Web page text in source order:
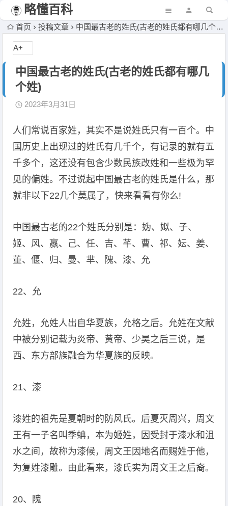
略懂百科
首页 投稿文章 中国最古老的姓氏(古老的姓氏都有哪几个姓)
中国最古老的姓氏(古老的姓氏都有哪几
个姓)
2023年3月31日
人们常说百家姓，其实不是说姓氏只有一百个。中
国历史上出现过的姓氏有几千个，有记录的就有五
千多个，这还没有包含少数民族改姓和一些极为罕
见的偏姓。不过说起中国最古老的姓氏是什么，那
就非以下22几个莫属了，快来看看有你么!
中国最古老的22个姓氏分别是：妫、姒、子、
姬、风、嬴、己、任、吉、芊、曹、祁、妘、姜、
董、偃、归、曼、芈、隗、漆、允
22、允
允姓，允姓人出自华夏族，允格之后。允姓在文献
中被分别记载为炎帝、黄帝、少昊之后三说，是
西、东方部族融合为华夏族的反映。
21、漆
漆姓的祖先是夏朝时的防风氏。后夏灭周兴，周文
王有一子名叫季蚺，本为姬姓，因受封于漆水和沮
水之间，故称为漆候，周文王因地名而赐姓于他，
为复姓漆雕。由此看来，漆氏实为周文王之后裔。
20、隗
A+